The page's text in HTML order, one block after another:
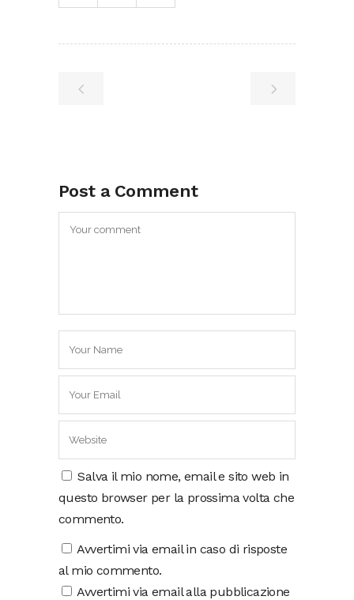
Post a Comment
Salva il mio nome, email e sito web in
questo browser per la prossima volta che
commento.
Avvertimi via email in caso di risposte
al mio commento.
Avvertimi via email alla pubblicazione